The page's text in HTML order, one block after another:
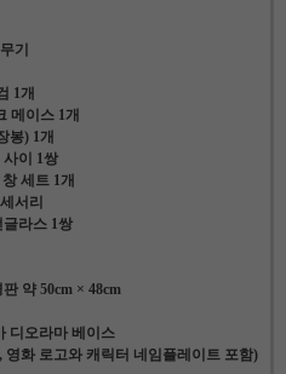
무기
1개
메이스 1개
봉) 1개
사이 1쌍
세트 1개
서리
글라스 1쌍
약 50cm × 48cm
디오라마 베이스
화 로고와 캐릭터 네임플레이트 포함)